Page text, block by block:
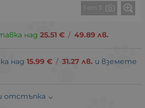
1 от 3
над 25.51 € / 49.89 лв.
над 15.99 € / 31.27 лв. и вземете
отстъпка